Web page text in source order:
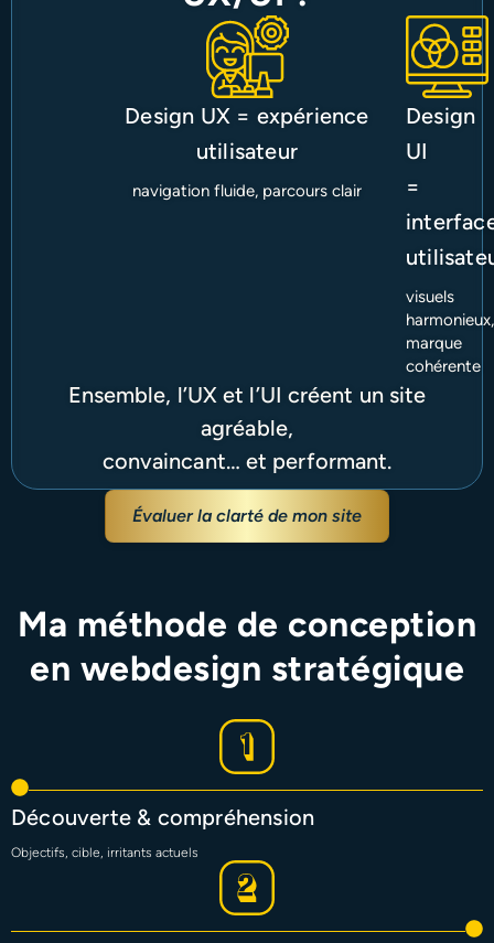
Design UX = expérience
utilisateur
navigation fluide, parcours clair
Design
UI
=
visuels
harmonieux,
marque
cohérente
Ensemble, l’UX et l’UI créent un site
agréable,
convaincant… et performant.
Évaluer la clarté de mon site
Ma méthode de conception
en webdesign stratégique
Découverte & compréhension
Objectifs, cible, irritants actuels